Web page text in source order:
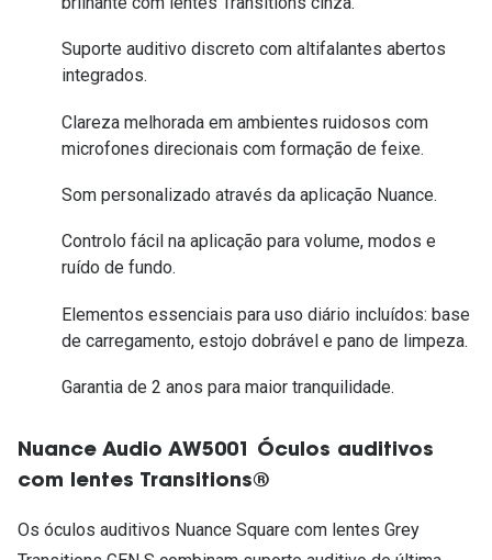
Suporte auditivo discreto com altifalantes abertos
integrados.
Clareza melhorada em ambientes ruidosos com
microfones direcionais com formação de feixe.
Som personalizado através da aplicação Nuance.
Controlo fácil na aplicação para volume, modos e
ruído de fundo.
Elementos essenciais para uso diário incluídos: base
de carregamento, estojo dobrável e pano de limpeza.
Garantia de 2 anos para maior tranquilidade.
Nuance Audio AW5001 Óculos auditivos
com lentes Transitions®
Os óculos auditivos Nuance Square com lentes Grey